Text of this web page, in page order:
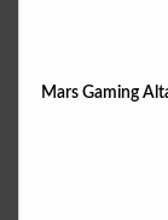
Mars Gaming